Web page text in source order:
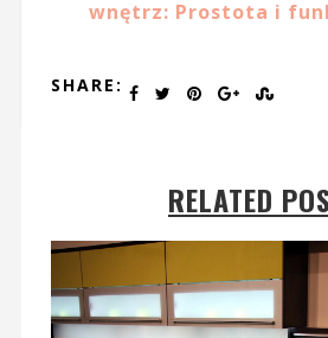
wnętrz: Prostota i
SHARE:
RELATED